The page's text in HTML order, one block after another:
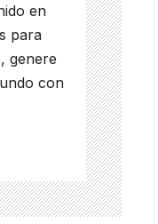
en
para
genere
con